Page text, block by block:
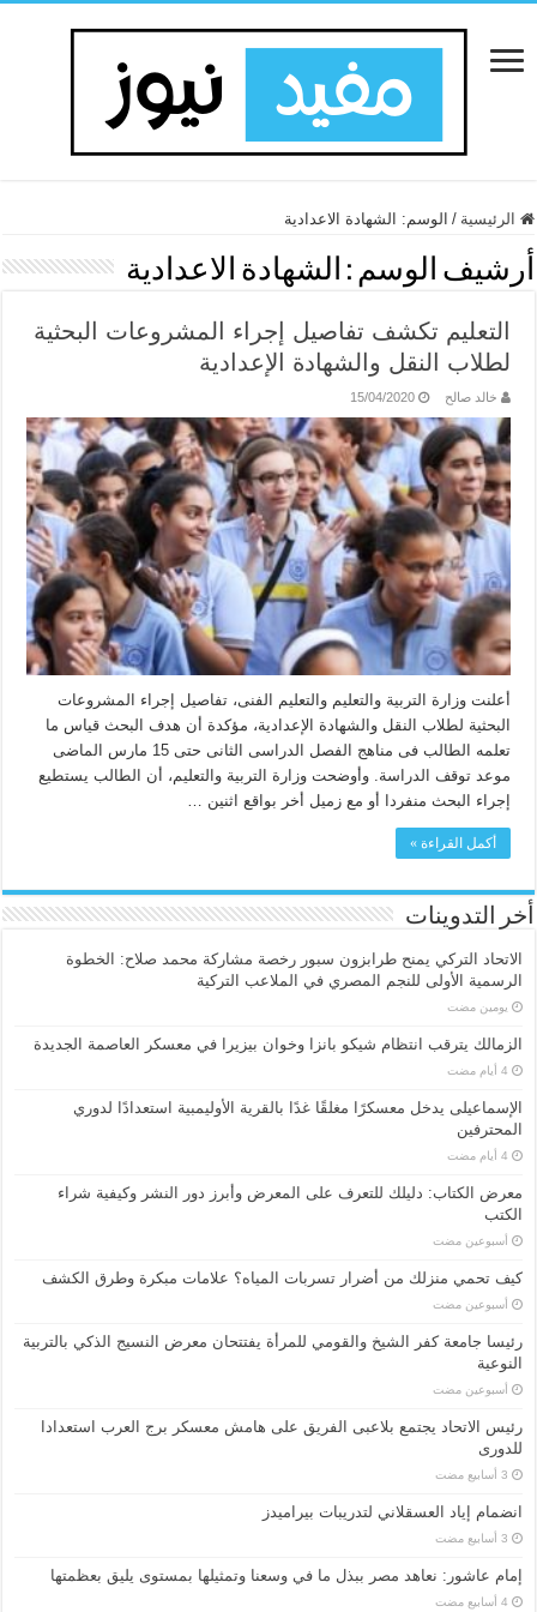
الرئيسية / الوسم: الشهادة الاعدادية
أرشيف الوسم : الشهادة الاعدادية
التعليم تكشف تفاصيل إجراء المشروعات البحثية
لطلاب النقل والشهادة الإعدادية
خالد صالح 15/04/2020
أعلنت وزارة التربية والتعليم والتعليم الفنى، تفاصيل إجراء المشروعات
البحثية لطلاب النقل والشهادة الإعدادية، مؤكدة أن هدف البحث قياس ما
تعلمه الطالب فى مناهج الفصل الدراسى الثانى حتى 15 مارس الماضى
موعد توقف الدراسة. وأوضحت وزارة التربية والتعليم، أن الطالب يستطيع
إجراء البحث منفردا أو مع زميل أخر بواقع اثنين …
أكمل القراءة »
أخر التدوينات
الاتحاد التركي يمنح طرابزون سبور رخصة مشاركة محمد صلاح: الخطوة
الرسمية الأولى للنجم المصري في الملاعب التركية
‏يومين مضت
الزمالك يترقب انتظام شيكو بانزا وخوان بيزيرا في معسكر العاصمة الجديدة
الإسماعیلی یدخل معسكرًا مغلقًا غدًا بالقرية الأوليمبية استعدادًا لدوري
المحترفين
معرض الكتاب: دليلك للتعرف على المعرض وأبرز دور النشر وكيفية شراء
الكتب
‏أسبوعين مضت
كيف تحمي منزلك من أضرار تسربات المياه؟ علامات مبكرة وطرق الكشف
‏أسبوعين مضت
رئيسا جامعة كفر الشيخ والقومي للمرأة يفتتحان معرض النسيج الذكي بالتربية
النوعية
‏أسبوعين مضت
رئيس الاتحاد يجتمع بلاعبى الفريق على هامش معسكر برج العرب استعدادا
للدورى
انضمام إياد العسقلاني لتدريبات بيراميدز
إمام عاشور: نعاهد مصر ببذل ما في وسعنا وتمثيلها بمستوى يليق بعظمتها